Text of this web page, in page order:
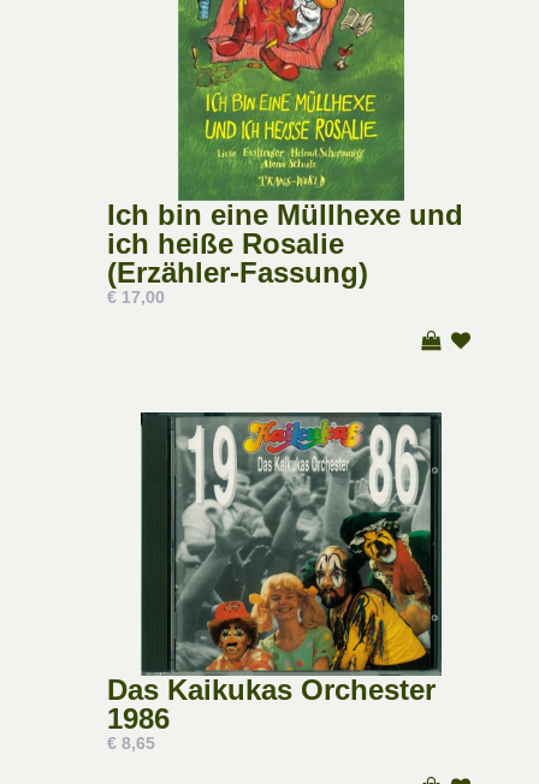
Ich bin eine Müllhexe und
ich heiße Rosalie
(Erzähler-Fassung)
€ 17,00
Das Kaikukas Orchester
1986
€ 8,65